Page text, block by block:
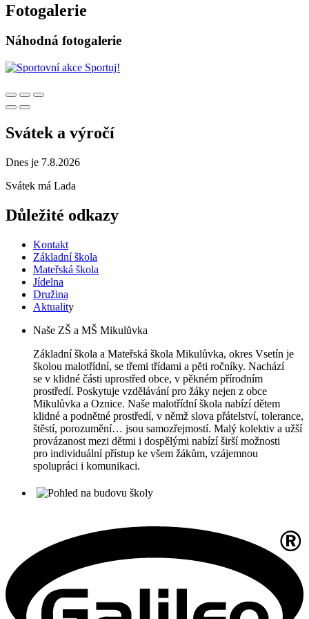
Fotogalerie
Náhodná fotogalerie
Svátek a výročí
Dnes je 7.8.2026
Svátek má Lada
Důležité odkazy
Kontakt
Základní škola
Mateřská škola
Jídelna
Družina
Aktuality
Naše ZŠ a MŠ Mikulůvka
Základní škola a Mateřská škola Mikulůvka, okres Vsetín je
školou malotřídní, se třemi třídami a pěti ročníky. Nachází
se v klidné části uprostřed obce, v pěkném přírodním
prostředí. Poskytuje vzdělávání pro žáky nejen z obce
Mikulůvka a Oznice. Naše malotřídní škola nabízí dětem
klidné a podnětné prostředí, v němž slova přátelství, tolerance,
štěstí, porozumění… jsou samozřejmostí. Malý kolektiv a užší
provázanost mezi dětmi i dospělými nabízí širší možnosti
pro individuální přístup ke všem žákům, vzájemnou
spolupráci i komunikaci.